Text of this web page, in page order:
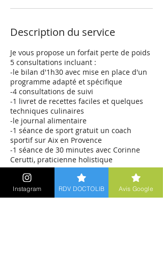
Description du service
Je vous propose un forfait perte de poids
5 consultations incluant :
-le bilan d'1h30 avec mise en place d'un
programme adapté et spécifique
-4 consultations de suivi
-1 livret de recettes faciles et quelques
techniques culinaires
-le journal alimentaire
-1 séance de sport gratuit un coach
sportif sur Aix en Provence
-1 séance de 30 minutes avec Corinne
Cerutti, praticienne holistique
Instagram RDV DOCTOLIB Avis Google